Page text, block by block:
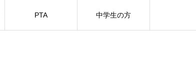
PTA 中学生の方